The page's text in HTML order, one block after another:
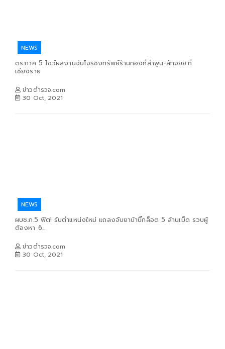
NEWS
ตร.ภาค 5 โชว์ผลงานจับโจรชิงทรัพย์ร้านทองที่ลำพูน-ลักจยย.ที่
เชียงราย
ข่าวตำรวจ.com
30 Oct, 2021
NEWS
ผบช.ภ.5 ฟิต! รับตำแหน่งใหม่ แถลงจับยาบ้าบิ๊กล็อต 5 ล้านเม็ด รวบผู้
ต้องหา 6...
ข่าวตำรวจ.com
30 Oct, 2021